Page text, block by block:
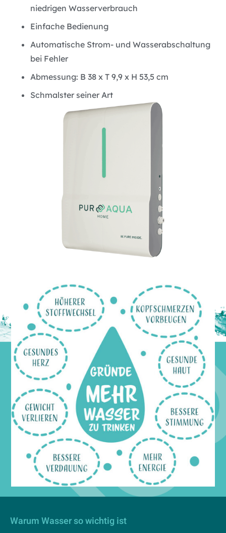
niedrigen Wasserverbrauch
Einfache Bedienung
Automatische Strom- und Wasserabschaltung
bei Fehler
Abmessung: B 38 x T 9,9 x H 53,5 cm
Schmalster seiner Art
Warum Wasser so wichtig ist